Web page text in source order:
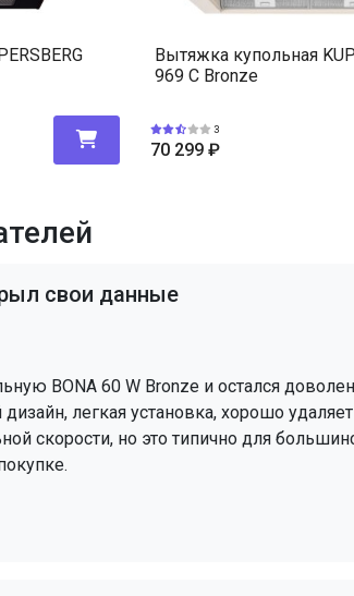
Вытяжка купольная
969 C Bronze
3
70 299 ₽
свои данные
BONA 60 W Bronze и остался
легкая установка, хорошо
скорости, но это типично для